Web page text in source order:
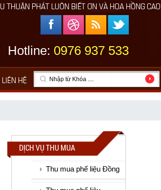
BIẾT ƠN VÀ HOA HỒNG CAO CHO NGƯỜI GIỚI
Hotline: 0976 937 533
LIÊN HỆ
DỊCH VỤ THU MUA
Thu mua phế liệu Đồng